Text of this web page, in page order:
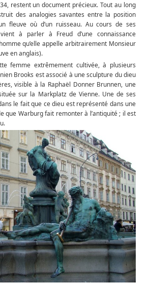
restent un document précieux. Tout au long
des analogies savantes entre la position
fleuve où d’un ruisseau. Au cours de ses
à parler à Freud d’une connaissance
qu’elle appelle arbitrairement Monsieur
en anglais).
femme extrêmement cultivée, à plusieurs
Brooks est associé à une sculpture du dieu
visible à la Raphaël Donner Brunnen, une
sur la Markplatz de Vienne. Une de ses
le fait que ce dieu est représenté dans une
que Warburg fait remonter à l’antiquité ; il est